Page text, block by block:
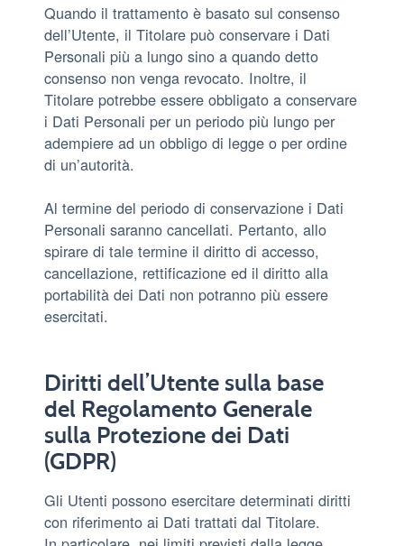
Quando il trattamento è basato sul consenso
dell’Utente, il Titolare può conservare i Dati
Personali più a lungo sino a quando detto
consenso non venga revocato. Inoltre, il
Titolare potrebbe essere obbligato a conservare
i Dati Personali per un periodo più lungo per
adempiere ad un obbligo di legge o per ordine
di un’autorità.
Al termine del periodo di conservazione i Dati
Personali saranno cancellati. Pertanto, allo
spirare di tale termine il diritto di accesso,
cancellazione, rettificazione ed il diritto alla
portabilità dei Dati non potranno più essere
esercitati.
Diritti dell’Utente sulla base
del Regolamento Generale
sulla Protezione dei Dati
(GDPR)
Gli Utenti possono esercitare determinati diritti
con riferimento ai Dati trattati dal Titolare.